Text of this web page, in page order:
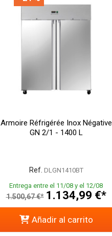
Armoire Réfrigérée Inox Négative
GN 2/1 - 1400 L
Ref. DLGN1410BT
Entrega entre el 11/08 y el 12/08
1.500,67 €* 1.134,99 €*
Añadir al carrito